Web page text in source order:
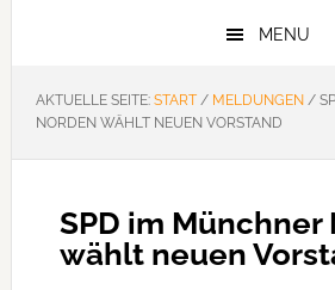
MENU
AKTUELLE SEITE: START / MELDUNGEN /
NORDEN WÄHLT NEUEN VORSTAND
SPD im Münchner
wählt neuen